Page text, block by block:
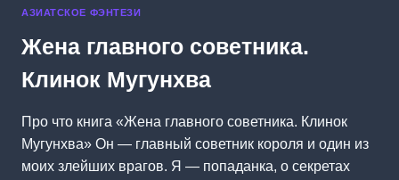
АЗИАТСКОЕ ФЭНТЕЗИ
Жена главного советника.
Клинок Мугунхва
Про что книга «Жена главного советника. Клинок
Мугунхва» Он — главный советник короля и один из
моих злейших врагов. Я — попаданка, о секретах